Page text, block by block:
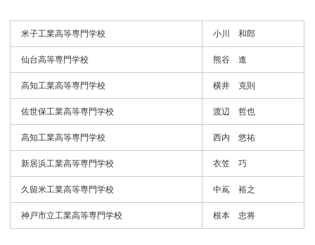
米子工業高等専門学校 小川 和郎
仙台高等専門学校 熊谷 進
高知工業高等専門学校 横井 克則
佐世保工業高等専門学校 渡辺 哲也
高知工業高等専門学校 西内 悠祐
新居浜工業高等専門学校 衣笠 巧
久留米工業高等専門学校 中嶌 裕之
神戸市立工業高等専門学校 根本 忠将